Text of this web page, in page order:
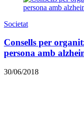
Societat
Consells per
persona amb
30/06/2018